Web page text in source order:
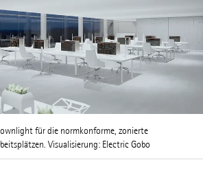
für die normkonforme, zonierte
Visualisierung: Electric Gobo